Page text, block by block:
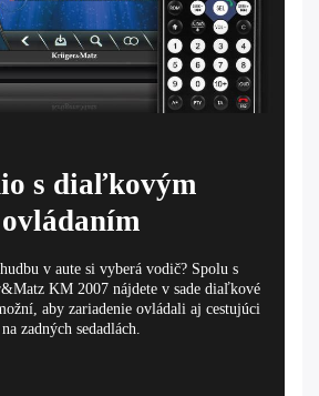
s diaľkovým
ovládaním
v aute si vyberá vodič? Spolu s
KM 2007 nájdete v sade diaľkové
aby zariadenie ovládali aj cestujúci
na zadných sedadlách.